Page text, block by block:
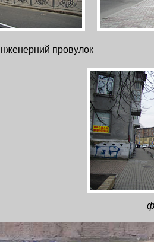
Інженерний провулок